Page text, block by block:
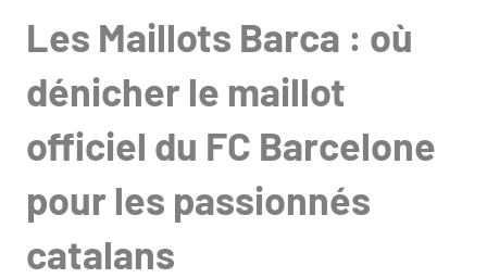
l’article
Les Maillots Barca : où
dénicher le maillot
officiel du FC Barcelone
pour les passionnés
catalans